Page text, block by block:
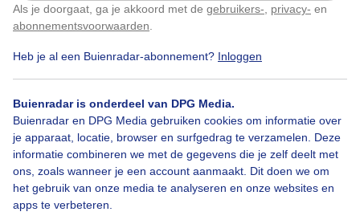
Als je doorgaat, ga je akkoord met de gebruikers- privacy- en
abonnementsvoorwaarden
Heb je al een Buienradar-abonnement? Inloggen
Buienradar is onderdeel van DPG Media.
Buienradar en DPG Media gebruiken cookies om informatie over
je apparaat, locatie, browser en surfgedrag te verzamelen. Deze
informatie combineren we met de gegevens die je zelf deelt met
ons, zoals wanneer je een account aanmaakt. Dit doen we om
het gebruik van onze media te analyseren en onze websites en
apps te verbeteren.
Bekijk slideshow
Klik hierom dit aan te passen